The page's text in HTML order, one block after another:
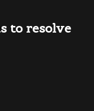
to resolve